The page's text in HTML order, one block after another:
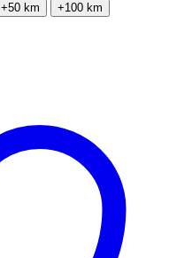
+50 km +100 km